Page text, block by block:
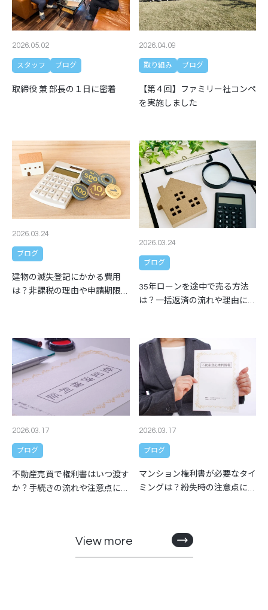
2026.05.02
スタッフ ブログ
取締役 兼 部長の１日に密着
2026.04.09
取り組み ブログ
【第４回】ファミリー社コンペ
を実施しました
2026.03.24
ブログ
建物の滅失登記にかかる費用
は？非課税の理由や申請期限も
2026.03.24
ブログ
35年ローンを途中で売る方法
は？一括返済の流れや理由につ
2026.03.17
ブログ
不動産売買で権利書はいつ渡す
か？手続きの流れや注意点につ
2026.03.17
ブログ
マンション権利書が必要なタイ
ミングは？紛失時の注意点につ
View more